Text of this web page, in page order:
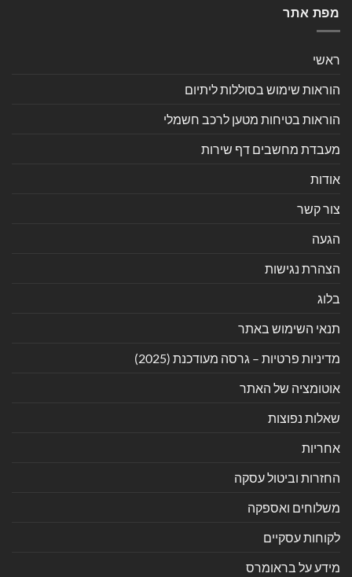
מפת אתר
ראשי
הוראות שימוש בסוללות ליתיום
הוראות בטיחות מטען לרכב חשמלי
מעבדת מחשבים דף שירות
אודות
צור קשר
הגעה
הצהרת נגישות
בלוג
תנאי השימוש באתר
מדיניות פרטיות – גרסה מעודכנת (2025)
אוטומציה של האתר
שאלות נפוצות
אחריות
החזרות וביטול עסקה
משלוחים ואספקה
לקוחות עסקיים
מידע על בראומרס